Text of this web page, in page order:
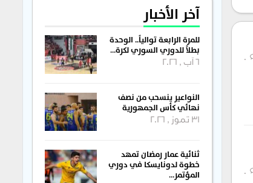
آخر الأخبار
للمرة الرابعة توالياً.. الوحدة
بطلاً للدوري السوري لكرة…
6 آب , 2026
النواعير ينسحب من نصف
نهائي كأس الجمهورية
31 تموز , 2026
ثنائية عمار رمضان تمهد
خطوة لدونايسكا في دوري
المؤتمر…